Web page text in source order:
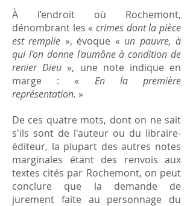
À l’endroit où Rochemont,
dénombrant les « crimes dont la pièce
est remplie », évoque « un pauvre, à
qui l'on donne l'aumône à condition de
renier Dieu », une note indique en
marge : « En la première
représentation. »
De ces quatre mots, dont on ne sait
s'ils sont de l'auteur ou du libraire-
éditeur, la plupart des autres notes
marginales étant des renvois aux
textes cités par Rochemont, on peut
conclure que la demande de
jurement faite au personnage du